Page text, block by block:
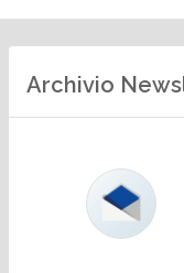
Archivio